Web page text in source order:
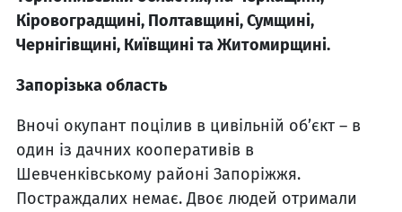
Кіровоградщині, Полтавщині, Сумщині,
Чернігівщині, Київщині та Житомирщині.
Запорізька область
Вночі окупант поцілив в цивільній об’єкт – в
один із дачних кооперативів в
Шевченківському районі Запоріжжя.
Постраждалих немає. Двоє людей отримали